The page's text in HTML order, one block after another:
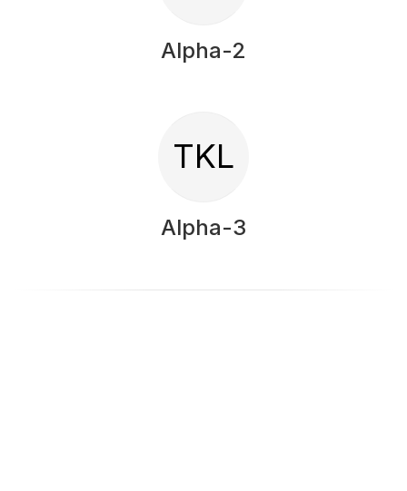
Alpha-2
TKL
Alpha-3